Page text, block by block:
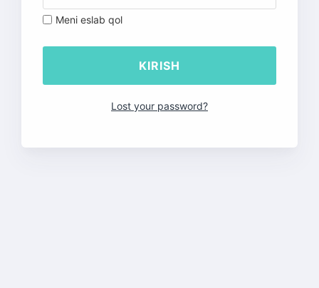
Meni eslab qol
Lost your password?